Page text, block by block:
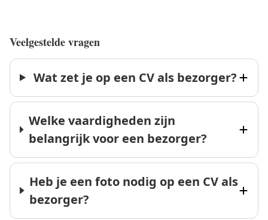
Veelgestelde vragen
Wat zet je op een CV als bezorger?
Welke vaardigheden zijn
belangrijk voor een bezorger?
Heb je een foto nodig op een CV als
bezorger?